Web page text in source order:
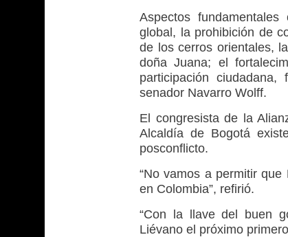
Aspectos
global, la prohibición de
de los cerros orientales,
doña Juana; el
participación
senador Navarro Wolff.
El congresista de la
Alcaldía de Bogotá
posconflicto.
“No vamos a permitir
en Colombia”, refirió.
“Con la llave del buen
Liévano el próximo